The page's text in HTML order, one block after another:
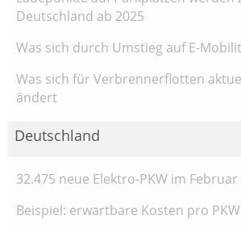
Deutschland ab 2025
Was sich durch Umstieg auf E-
Was sich für Verbrennerflotten
ändert
Deutschland
32.475 neue Elektro-PKW im
Beispiel: erwartbare Kosten pro